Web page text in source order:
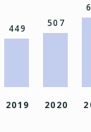
449
2019
507
2020